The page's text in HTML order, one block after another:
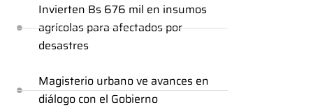
Invierten Bs 676 mil en insumos
agrícolas para afectados por
desastres
Magisterio urbano ve avances en
diálogo con el Gobierno